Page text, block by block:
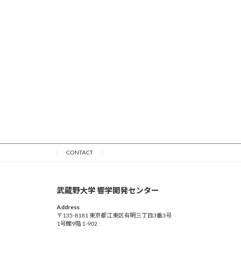
CONTACT
武蔵野大学 響学開発センター
Address
〒135-8181 東京都江東区有明三丁目3番3号
1号館9階 1-902